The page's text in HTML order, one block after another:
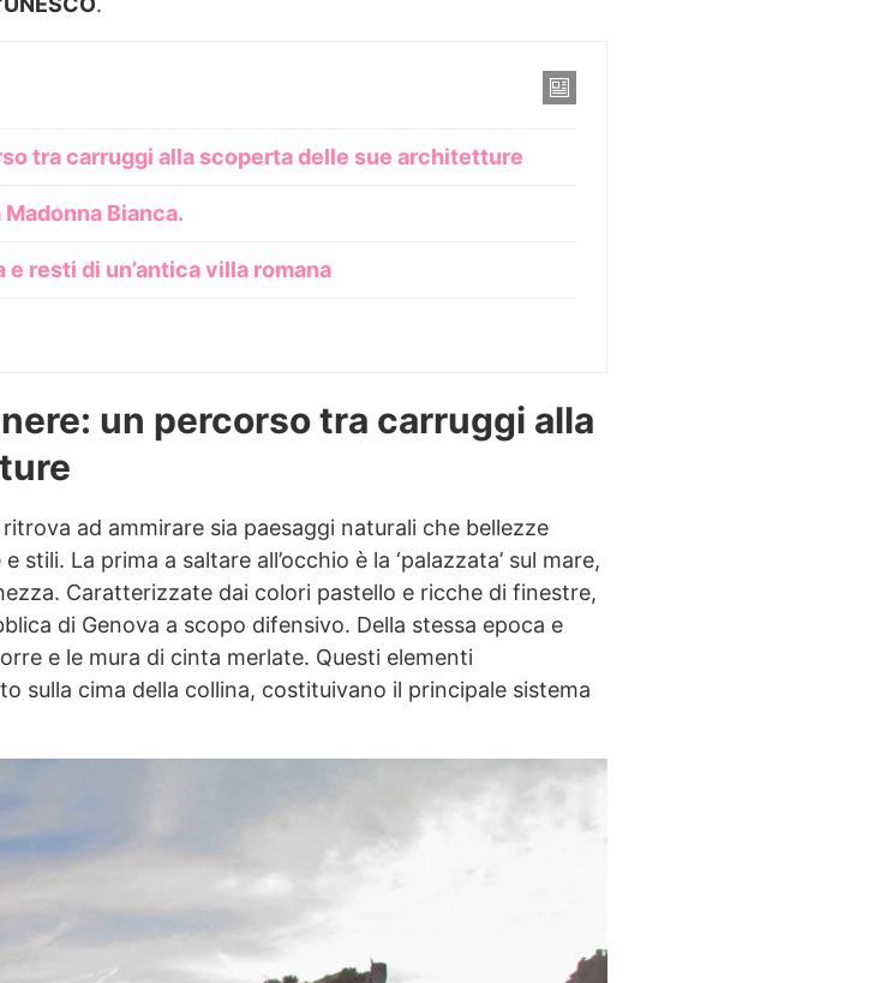
tra carruggi alla scoperta delle sue architetture
Bianca.
resti di un’antica villa romana
un percorso tra carruggi alla
ad ammirare sia paesaggi naturali che bellezze
La prima a saltare all’occhio è la ‘palazzata’ sul mare,
Caratterizzate dai colori pastello e ricche di finestre,
di Genova a scopo difensivo. Della stessa epoca e
e le mura di cinta merlate. Questi elementi
sulla cima della collina, costituivano il principale sistema